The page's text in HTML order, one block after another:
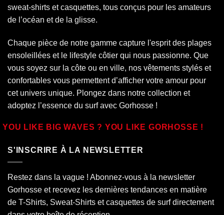
sweat-shirts et casquettes, tous conçus pour les amateurs
de l’océan et de la glisse.
Chaque pièce de notre gamme capture l'esprit des plages
ensoleillées et le lifestyle côtier qui nous passionne. Que
vous soyez sur la côte ou en ville, nos vêtements stylés et
confortables vous permettent d’afficher votre amour pour
cet univers unique. Plongez dans notre collection et
adoptez l’essence du surf avec Gorhosse !
YOU LIKE BIG WAVES ? YOU LIKE GORHOSSE !
S'INSCRIRE À LA NEWSLETTER
Restez dans la vague ! Abonnez-vous à la newsletter
Gorhosse et recevez les dernières tendances en matière
de T-Shirts, Sweat-Shirts et casquettes de surf directement